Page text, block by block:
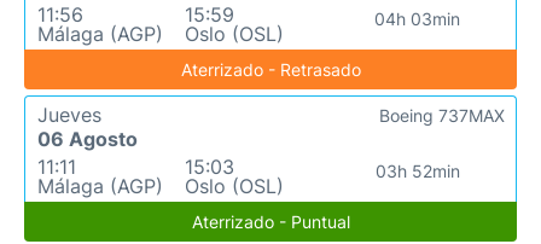
11:56
Málaga (AGP)
15:59
Oslo (OSL)
04h 03min
Aterrizado - Retrasado
Jueves
06 Agosto
11:11
Málaga (AGP)
15:03
Oslo (OSL)
03h 52min
Boeing 737MAX
Aterrizado - Puntual